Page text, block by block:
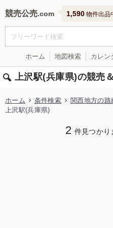
競売公売 1,590 物件出品
ホーム 地図検索 カレン
上沢駅(兵庫県)の競売
ホーム 条件検索 関西地方の路
上沢駅(兵庫県)
2 件見つかり